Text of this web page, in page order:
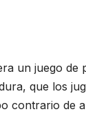
un juego
que los
contrario de